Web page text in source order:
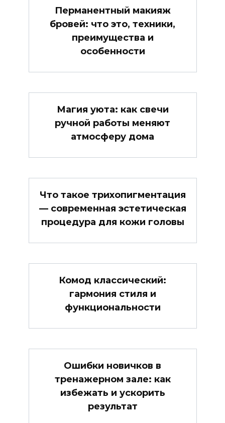
Перманентный макияж
бровей: что это, техники,
преимущества и
особенности
Магия уюта: как свечи
ручной работы меняют
атмосферу дома
Что такое трихопигментация
— современная эстетическая
процедура для кожи головы
Комод классический:
гармония стиля и
функциональности
Ошибки новичков в
тренажерном зале: как
избежать и ускорить
результат